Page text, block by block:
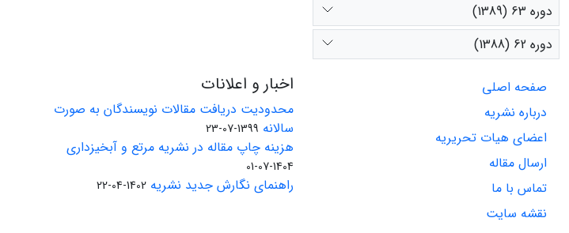
دوره 63 (1389)
دوره 62 (1388)
صفحه اصلی
درباره نشریه
اعضای هیات تحریریه
ارسال مقاله
تماس با ما
نقشه سایت
اخبار و اعلانات
محدودیت دریافت مقالات نویسندگان به صورت
سالانه 1399-07-23
هزینه چاپ مقاله در نشریه مرتع و آبخیزداری
1404-07-01
راهنمای نگارش جدید نشریه 1402-04-22